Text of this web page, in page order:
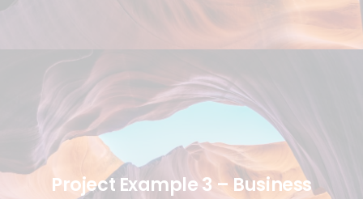
Project Example 3 – Business